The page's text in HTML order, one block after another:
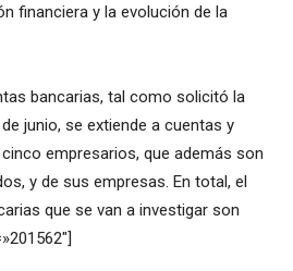
financiera y la evolución de la
bancarias, tal como solicitó la
junio, se extiende a cuentas y
empresarios, que además son
y de sus empresas. En total, el
que se van a investigar son